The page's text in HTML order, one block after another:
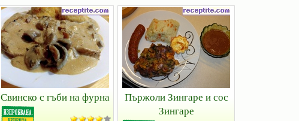
Свинско с гъби на фурна
Пържоли Зингаре и сос
Зингаре